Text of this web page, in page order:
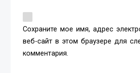
Сохраните мое имя, адрес
веб-сайт в этом браузере для
комментария.